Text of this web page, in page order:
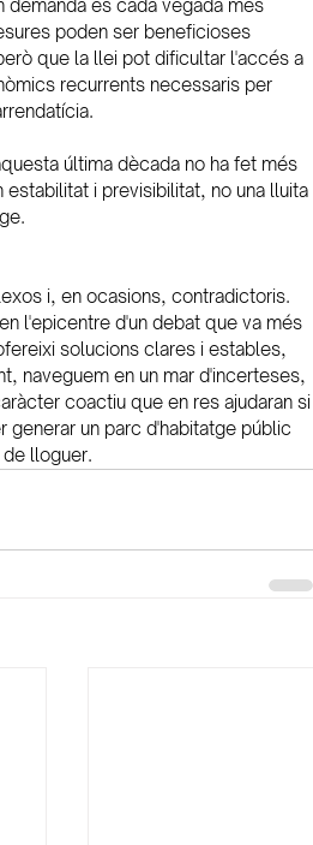
és cada vegada més
poden ser beneficioses
que la llei pot dificultar l'accés a
recurrents necessaris per
última dècada no ha fet més
i previsibilitat, no una lluita
i, en ocasions, contradictoris.
l'epicentre d'un debat que va més
solucions clares i estables,
naveguem en un mar d'incerteses,
coactiu que en res ajudaran si
un parc d'habitatge públic
lloguer.